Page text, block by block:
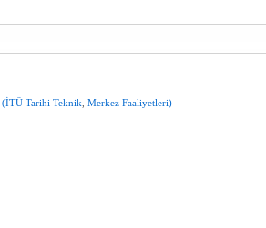
(İTÜ Tarihi Teknik ,Merkez Faaliyetleri)